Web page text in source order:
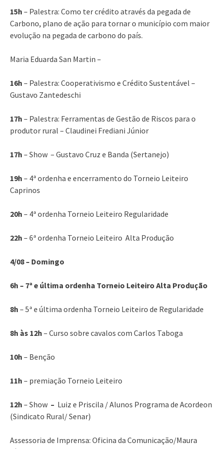
15h – Palestra: Como ter crédito através da pegada de
Carbono, plano de ação para tornar o município com maior
evolução na pegada de carbono do país.
Maria Eduarda San Martin –
16h – Palestra: Cooperativismo e Crédito Sustentável –
Gustavo Zantedeschi
17h – Palestra: Ferramentas de Gestão de Riscos para o
produtor rural – Claudinei Frediani Júnior
17h – Show – Gustavo Cruz e Banda (Sertanejo)
19h – 4ª ordenha e encerramento do Torneio Leiteiro
Caprinos
20h – 4ª ordenha Torneio Leiteiro Regularidade
22h – 6ª ordenha Torneio Leiteiro Alta Produção
4/08 – Domingo
6h – 7ª e última ordenha Torneio Leiteiro Alta Produção
8h – 5ª e última ordenha Torneio Leiteiro de Regularidade
8h às 12h – Curso sobre cavalos com Carlos Taboga
10h – Benção
11h – premiação Torneio Leiteiro
12h – Show – Luiz e Priscila / Alunos Programa de Acordeon
(Sindicato Rural/ Senar)
Assessoria de Imprensa: Oficina da Comunicação/Maura